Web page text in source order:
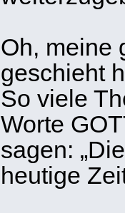
Oh, meine
geschieht
So viele
Worte
sagen:
heutige